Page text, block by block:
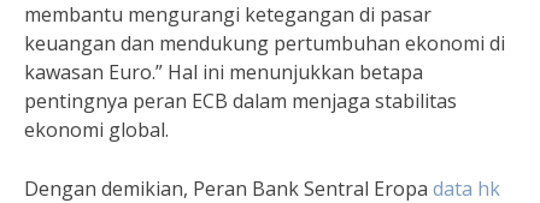
membantu mengurangi ketegangan di pasar
keuangan dan mendukung pertumbuhan ekonomi di
kawasan Euro.” Hal ini menunjukkan betapa
pentingnya peran ECB dalam menjaga stabilitas
ekonomi global.
Dengan demikian, Peran Bank Sentral Eropa data hk